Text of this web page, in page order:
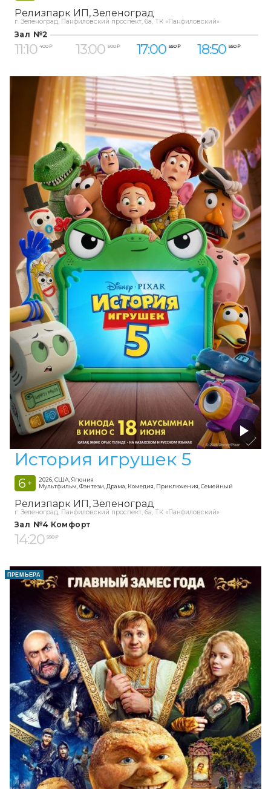
Релизпарк ИП Зеленоград
г. Зеленоград, Панфиловский проспект, 6а, ТК «Панфиловский»
Зал №2
11:10 400 ₽ 13:00 500 ₽ 17:00 550 ₽ 18:50 550 ₽
История игрушек 5
6 +
2026, США, Япония
Мультфильм, Фэнтези, Драма, Комедия, Приключения, Семейный
Релизпарк ИП Зеленоград
г. Зеленоград, Панфиловский проспект, 6а, ТК «Панфиловский»
Зал №4 Комфорт
14:20 550 ₽
ПРЕМЬЕРА